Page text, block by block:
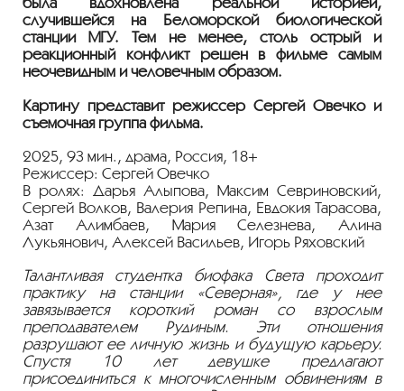
случившейся на Беломорской биологической
станции МГУ. Тем не менее, столь острый и
реакционный конфликт решен в фильме самым
неочевидным и человечным образом.
Картину представит режиссер Сергей Овечко и
съемочная группа фильма.
2025, 93 мин., драма, Россия, 18+
Режиссер: Сергей Овечко
В ролях: Дарья Алыпова, Максим Севриновский,
Сергей Волков, Валерия Репина, Евдокия Тарасова,
Азат Алимбаев, Мария Селезнева, Алина
Лукьянович, Алексей Васильев, Игорь Ряховский
Талантливая студентка биофака Света проходит
практику на станции «Северная», где у нее
завязывается короткий роман со взрослым
преподавателем Рудиным. Эти отношения
разрушают ее личную жизнь и будущую карьеру.
Спустя 10 лет девушке предлагают
присоединиться к многочисленным обвинениям в